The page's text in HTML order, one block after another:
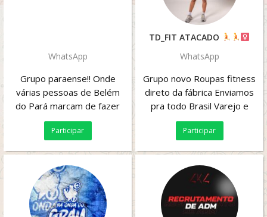
WhatsApp
Grupo paraense!! Onde
várias pessoas de Belém
do Pará marcam de fazer
resenhas.
Participar
TD_FIT ATACADO
WhatsApp
Grupo novo Roupas fitness
direto da fábrica Enviamos
pra todo Brasil Varejo e
atacado
Participar